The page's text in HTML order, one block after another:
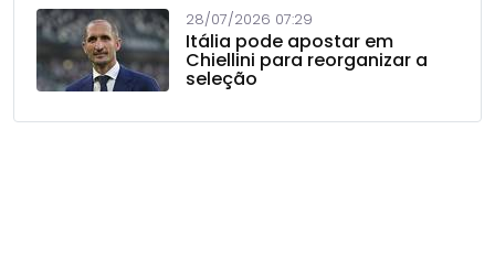
28/07/2026 07:29
Itália pode apostar em
Chiellini para reorganizar a
seleção